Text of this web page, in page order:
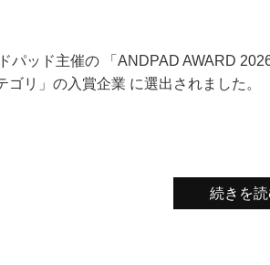
パッド主催の 「ANDPAD AWARD
リ」の入賞企業 に選出されました。
続きを